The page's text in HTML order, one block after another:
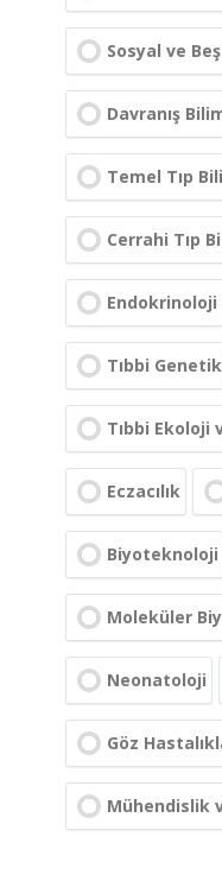
Sosyal ve
Davranış
Temel Tıp
Cerrahi Tıp
Endokrinoloji
Tıbbi Genetik
Tıbbi
Eczacılık
Biyoteknoloji
Moleküler
Neonatoloji
Göz
Mühendislik